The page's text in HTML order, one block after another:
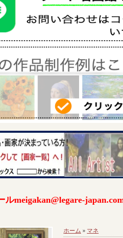
ルmeigakan@legare-
ホーム » マネ